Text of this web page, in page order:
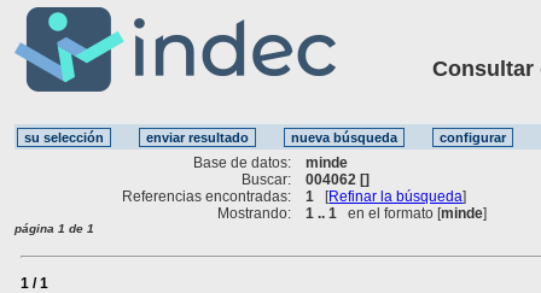
Consultar
Base de datos:
minde
Buscar:
004062 []
Referencias encontradas:
1 [Refinar la búsqueda]
Mostrando:
1 .. 1 en el formato [minde]
página 1 de 1
1 / 1